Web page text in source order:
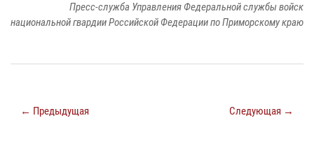
Пресс-служба Управления Федеральной службы войск
национальной гвардии Российской Федерации по Приморскому краю
← Предыдущая Следующая →